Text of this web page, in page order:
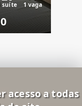
suíte 1 vaga
acesso a todas